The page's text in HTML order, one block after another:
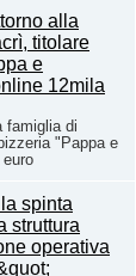
famiglia di
"Pappa e